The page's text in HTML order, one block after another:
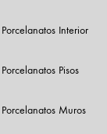
Porcelanatos Interior
Porcelanatos Pisos
Porcelanatos Muros